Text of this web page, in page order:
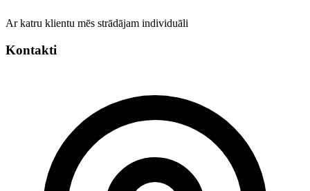
Ar katru klientu mēs strādājam individuāli
Kontakti